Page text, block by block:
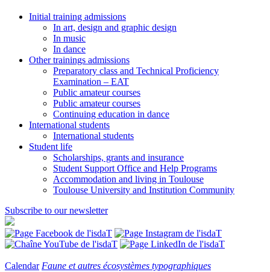
Initial training admissions
In art, design and graphic design
In music
In dance
Other trainings admissions
Preparatory class and Technical Proficiency
Examination – EAT
Public amateur courses
Public amateur courses
Continuing education in dance
International students
International students
Student life
Scholarships, grants and insurance
Student Support Office and Help Programs
Accommodation and living in Toulouse
Toulouse University and Institution Community
Subscribe to our newsletter
Calendar Faune et autres écosystèmes typographiques